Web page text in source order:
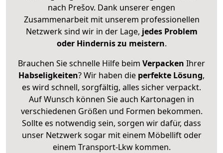
nach Prešov. Dank unserer engen
Zusammenarbeit mit unserem professionellen
Netzwerk sind wir in der Lage, jedes Problem
oder Hindernis zu meistern.
Brauchen Sie schnelle Hilfe beim Verpacken Ihrer
Habseligkeiten? Wir haben die perfekte Lösung,
es wird schnell, sorgfältig, alles sicher verpackt.
Auf Wunsch können Sie auch Kartonagen in
verschiedenen Größen und Formen bekommen.
Sollte es notwendig sein, sorgen wir dafür, dass
unser Netzwerk sogar mit einem Möbellift oder
einem Transport-Lkw kommen.